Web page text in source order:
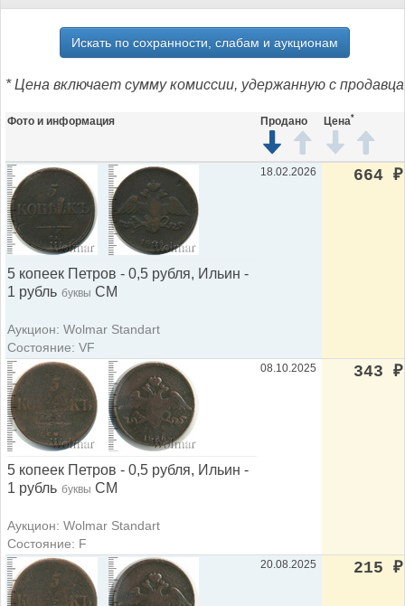
Искать по сохранности, слабам и аукционам
* Цена включает сумму комиссии, удержанную с продавца
Фото и информация Продано Цена*
5 копеек Петров - 0,5 рубля, Ильин -
1 рубль буквы СМ
Аукцион: Wolmar Standart
Состояние: VF
18.02.2026 664 ₽
5 копеек Петров - 0,5 рубля, Ильин -
1 рубль буквы СМ
Аукцион: Wolmar Standart
Состояние: F
08.10.2025 343 ₽
20.08.2025 215 ₽